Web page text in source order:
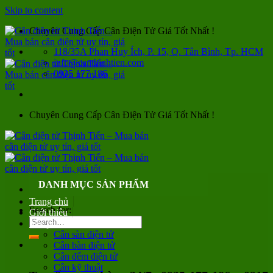
Skip to content
Chuyên Cung Cấp Cân Điện Tử Giá Tốt Nhất !
118/35A Phan Huy Ích, P. 15, Q. Tân Bình, Tp. HCM
info@canthinhtien.com
0935 177 186
Chuyên Cung Cấp Cân Điện Tử Giá Tốt Nhất !
Search for:
DANH MỤC SẢN PHẨM
Trang chủ
Giới thiệu
Sản phẩm
Cân sàn điện tử
Cân bàn điện tử
Cân đếm điện tử
Cân kỹ thuật